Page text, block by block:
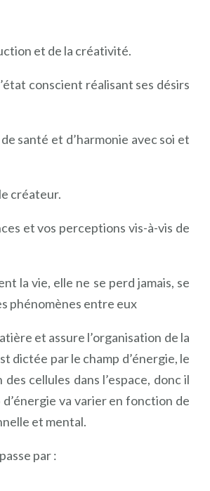
et de la créativité.
conscient réalisant ses désirs
santé et d’harmonie avec soi et
créateur.
et vos perceptions vis-à-vis de
la vie, elle ne se perd jamais, se
phénomènes entre eux
et assure l’organisation de la
dictée par le champ d’énergie, le
cellules dans l’espace, donc il
va varier en fonction de
et mental.
par :